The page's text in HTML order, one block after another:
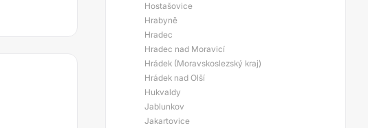
Hostašovice
Hrabyně
Hradec
Hradec nad Moravicí
Hrádek (Moravskoslezský kraj)
Hrádek nad Olší
Hukvaldy
Jablunkov
Jakartovice